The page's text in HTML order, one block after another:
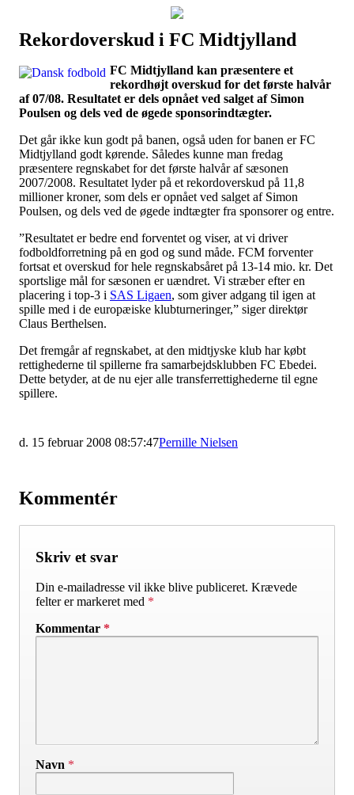
Наши партнеры
лучшие займы
Rekordoverskud i FC Midtjylland
FC Midtjylland kan præsentere et
rekordhøjt overskud for det første halvår
af 07/08. Resultatet er dels opnået ved salget af Simon
Poulsen og dels ved de øgede sponsorindtægter.
Det går ikke kun godt på banen, også uden for banen er FC
Midtjylland godt kørende. Således kunne man fredag
præsentere regnskabet for det første halvår af sæsonen
2007/2008. Resultatet lyder på et rekordoverskud på 11,8
millioner kroner, som dels er opnået ved salget af Simon
Poulsen, og dels ved de øgede indtægter fra sponsorer og entre.
”Resultatet er bedre end forventet og viser, at vi driver
fodboldforretning på en god og sund måde. FCM forventer
fortsat et overskud for hele regnskabsåret på 13-14 mio. kr. Det
sportslige mål for sæsonen er uændret. Vi stræber efter en
placering i top-3 i SAS Ligaen, som giver adgang til igen at
spille med i de europæiske klubturneringer,” siger direktør
Claus Berthelsen.
Det fremgår af regnskabet, at den midtjyske klub har købt
rettighederne til spillerne fra samarbejdsklubben FC Ebedei.
Dette betyder, at de nu ejer alle transferrettighederne til egne
spillere.
d. 15 februar 2008 08:57:47Pernille Nielsen
Kommentér
Skriv et svar
Din e-mailadresse vil ikke blive publiceret. Krævede
felter er markeret med *
Kommentar *
Navn *